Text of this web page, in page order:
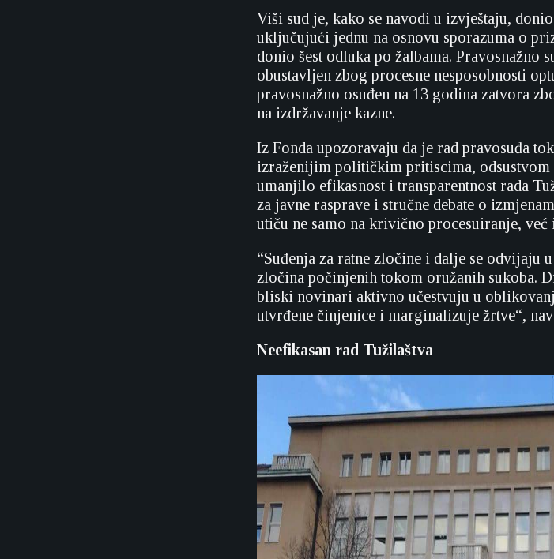
Viši sud je, kako se navodi u izvještaju,
uključujući jednu na osnovu sporazuma o
donio šest odluka po žalbama. Pravosnažno
obustavljen zbog procesne nesposobnosti
pravosnažno osuđen na 13 godina zatvora
na izdržavanje kazne.
Iz Fonda upozoravaju da je rad pravosuđa
izraženijim političkim pritiscima, odsustvom
umanjilo efikasnost i transparentnost rada
za javne rasprave i stručne debate o
utiču ne samo na krivično procesuiranje, već
“Suđenja za ratne zločine i dalje se
zločina počinjenih tokom oružanih sukoba.
bliski novinari aktivno učestvuju u
utvrđene činjenice i marginalizuje žrtve“,
Neefikasan rad Tužilaštva